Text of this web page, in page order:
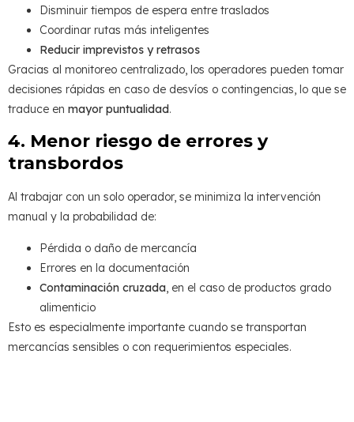
Disminuir tiempos de espera entre traslados
Coordinar rutas más inteligentes
Reducir imprevistos y retrasos
Gracias al monitoreo centralizado, los operadores pueden tomar
decisiones rápidas en caso de desvíos o contingencias, lo que se
traduce en mayor puntualidad.
4. Menor riesgo de errores y
transbordos
Al trabajar con un solo operador, se minimiza la intervención
manual y la probabilidad de:
Pérdida o daño de mercancía
Errores en la documentación
Contaminación cruzada, en el caso de productos grado
alimenticio
Esto es especialmente importante cuando se transportan
mercancías sensibles o con requerimientos especiales.